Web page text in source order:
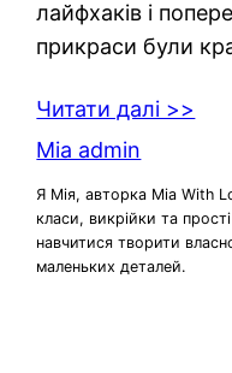
лайфхаків і
прикраси були
Читати далі >>
Mia admin
Я Мія, авторка Mia With
класи, викрійки та
навчитися творити
маленьких деталей.